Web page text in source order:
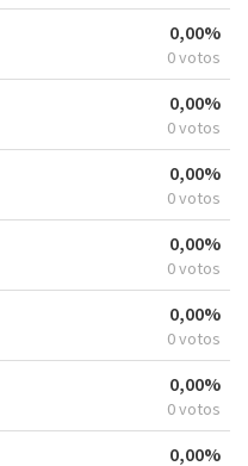
0,00%
0 votos
0,00%
0 votos
0,00%
0 votos
0,00%
0 votos
0,00%
0 votos
0,00%
0 votos
0,00%